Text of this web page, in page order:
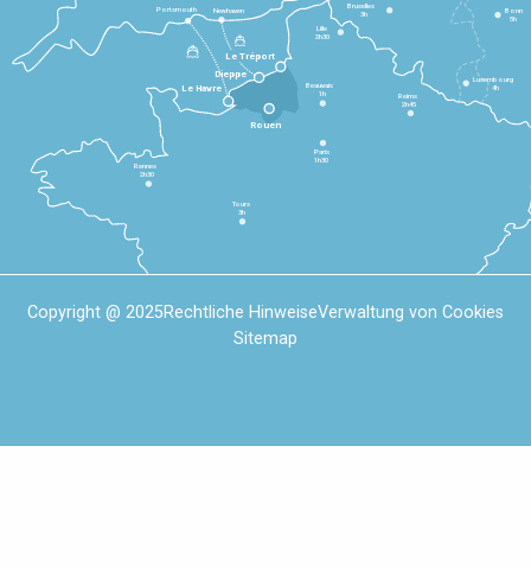
Le Havre
Dieppe
Le Tréport
Rennes
2h30
Tours
3h
Paris
1h30
Beauvais
1h
Reims
2h45
Lille
2h30
Bruxelles
3h
Newhaven
Portsmouth
Bonn
5h
Luxembourg
4h
Rouen
Copyright @ 2025Rechtliche HinweiseVerwaltung von Cookies
Sitemap